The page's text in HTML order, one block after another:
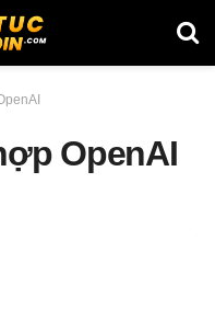
OpenAI